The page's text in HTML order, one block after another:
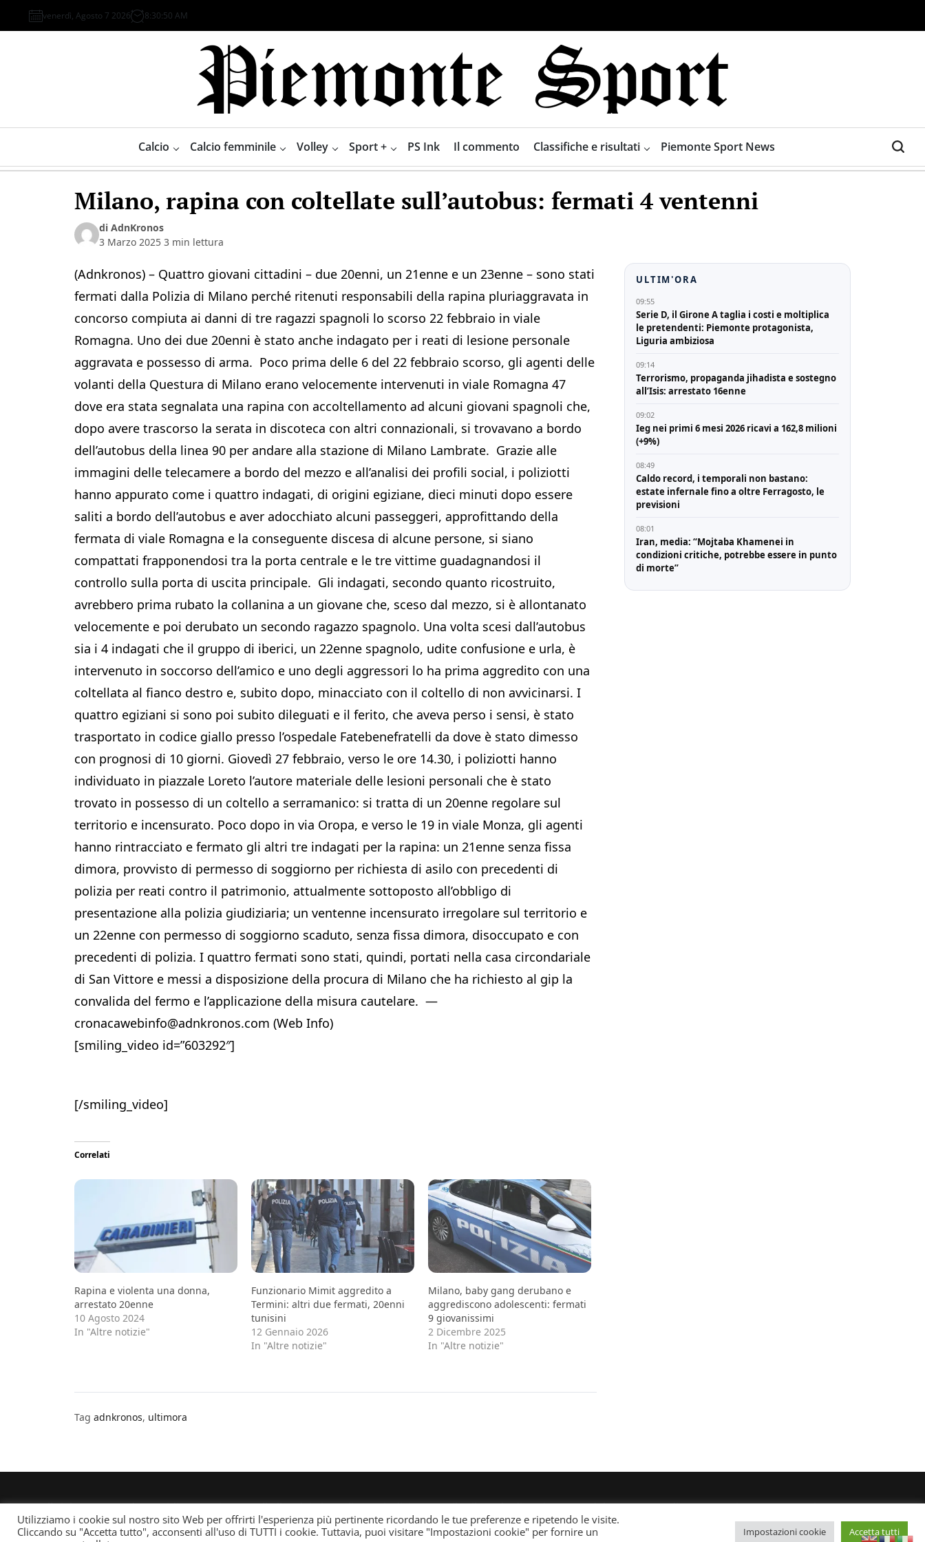
to
venerdì, Agosto 7 2026 8:30:50 AM
Sport
Calcio Calcio femminile Volley Sport + PS Ink Il commento Classifiche e risultati Piemonte Sport News
Milano, rapina con coltellate sull’autobus: fermati 4 ventenni
di AdnKronos
3 Marzo 2025 3 min lettura
(Adnkronos) – Quattro giovani cittadini – due 20enni, un 21enne e un 23enne – sono stati
fermati dalla Polizia di Milano perché ritenuti responsabili della rapina pluriaggravata in
concorso compiuta ai danni di tre ragazzi spagnoli lo scorso 22 febbraio in viale
Romagna. Uno dei due 20enni è stato anche indagato per i reati di lesione personale
aggravata e possesso di arma. Poco prima delle 6 del 22 febbraio scorso, gli agenti delle
volanti della Questura di Milano erano velocemente intervenuti in viale Romagna 47
dove era stata segnalata una rapina con accoltellamento ad alcuni giovani spagnoli che,
dopo avere trascorso la serata in discoteca con altri connazionali, si trovavano a bordo
dell’autobus della linea 90 per andare alla stazione di Milano Lambrate. Grazie alle
immagini delle telecamere a bordo del mezzo e all’analisi dei profili social, i poliziotti
hanno appurato come i quattro indagati, di origini egiziane, dieci minuti dopo essere
saliti a bordo dell’autobus e aver adocchiato alcuni passeggeri, approfittando della
fermata di viale Romagna e la conseguente discesa di alcune persone, si siano
compattati frapponendosi tra la porta centrale e le tre vittime guadagnandosi il
controllo sulla porta di uscita principale. Gli indagati, secondo quanto ricostruito,
avrebbero prima rubato la collanina a un giovane che, sceso dal mezzo, si è allontanato
velocemente e poi derubato un secondo ragazzo spagnolo. Una volta scesi dall’autobus
sia i 4 indagati che il gruppo di iberici, un 22enne spagnolo, udite confusione e urla, è
intervenuto in soccorso dell’amico e uno degli aggressori lo ha prima aggredito con una
coltellata al fianco destro e, subito dopo, minacciato con il coltello di non avvicinarsi. I
quattro egiziani si sono poi subito dileguati e il ferito, che aveva perso i sensi, è stato
trasportato in codice giallo presso l’ospedale Fatebenefratelli da dove è stato dimesso
con prognosi di 10 giorni. Giovedì 27 febbraio, verso le ore 14.30, i poliziotti hanno
individuato in piazzale Loreto l’autore materiale delle lesioni personali che è stato
trovato in possesso di un coltello a serramanico: si tratta di un 20enne regolare sul
territorio e incensurato. Poco dopo in via Oropa, e verso le 19 in viale Monza, gli agenti
hanno rintracciato e fermato gli altri tre indagati per la rapina: un 21enne senza fissa
dimora, provvisto di permesso di soggiorno per richiesta di asilo con precedenti di
polizia per reati contro il patrimonio, attualmente sottoposto all’obbligo di
presentazione alla polizia giudiziaria; un ventenne incensurato irregolare sul territorio e
un 22enne con permesso di soggiorno scaduto, senza fissa dimora, disoccupato e con
precedenti di polizia. I quattro fermati sono stati, quindi, portati nella casa circondariale
di San Vittore e messi a disposizione della procura di Milano che ha richiesto al gip la
convalida del fermo e l’applicazione della misura cautelare. —
cronacawebinfo@adnkronos.com (Web Info)
[smiling_video id=”603292″]
[/smiling_video]
Correlati
Rapina e violenta una donna,
arrestato 20enne
10 Agosto 2024
In "Altre notizie"
Funzionario Mimit aggredito a
Termini: altri due fermati, 20enni
tunisini
12 Gennaio 2026
In "Altre notizie"
Milano, baby gang derubano e
aggrediscono adolescenti: fermati
9 giovanissimi
2 Dicembre 2025
In "Altre notizie"
Tag adnkronos, ultimora
ULTIM'ORA
09:55
Serie D, il Girone A taglia i costi e moltiplica
le pretendenti: Piemonte protagonista,
Liguria ambiziosa
09:14
Terrorismo, propaganda jihadista e sostegno
all’Isis: arrestato 16enne
09:02
Ieg nei primi 6 mesi 2026 ricavi a 162,8 milioni
(+9%)
08:49
Caldo record, i temporali non bastano:
estate infernale fino a oltre Ferragosto, le
previsioni
08:01
Iran, media: “Mojtaba Khamenei in
condizioni critiche, potrebbe essere in punto
di morte”
© All rights reserved. Quotidiano registrato all'albo dei giornali e periodici presso il Tribunale di Torino n. 25 del 24/8/2022 Editore: Agostino Scozzaro Direttore
responsabile: Andrea Musacchio Theme Sportsx designed byWPInterface.
Utilizziamo i cookie sul nostro sito Web per offrirti l'esperienza più pertinente ricordando le tue preferenze e ripetendo le visite.
Cliccando su "Accetta tutto", acconsenti all'uso di TUTTI i cookie. Tuttavia, puoi visitare "Impostazioni cookie" per fornire un
Impostazioni cookie Accetta tutti